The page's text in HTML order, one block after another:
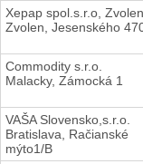
Xepap spol.s.r.o, Zvolen
Zvolen, Jesenského
Commodity s.r.o.
Malacky, Zámocká 1
VAŠA Slovensko,s.r.o.
Bratislava, Račianské
mýto1/B